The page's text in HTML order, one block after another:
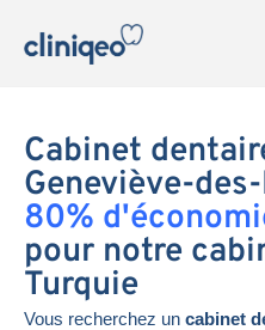
Cabinet
Geneviève-
80%
pour notre
Turquie
Vous recherchez un cabinet